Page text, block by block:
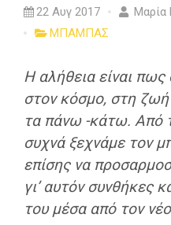
22 Αυγ 2017
Μαρία
ΜΠΑΜΠΑΣ
Η αλήθεια είναι
στον κόσμο, στη
τα πάνω -κάτω. Από
συχνά ξεχνάμε τον
επίσης να
γι’ αυτόν συνθήκες
του μέσα από τον